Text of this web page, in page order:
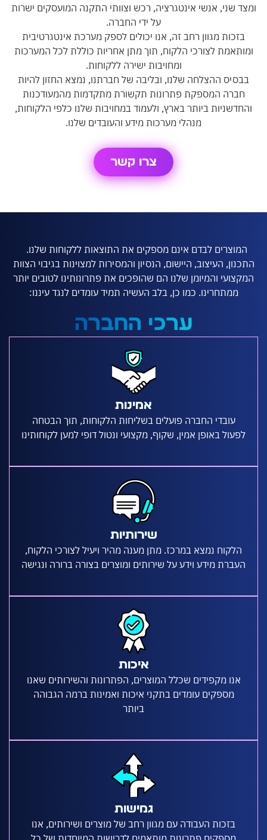
שני, אנשי אינטגרציה, רכש וצוותי התקנה המועסקים ישרות
על ידי החברה.
מגוון רחב זה, אנו יכולים לספק מערכת אינטגרטיבית
לצורכי הלקוח, תוך מתן אחריות כוללת לכל המערכות
ומחויבות ישירה ללקוחות.
ההצלחה שלנו, ובליבה של חברתנו, נמצא החזון להיות
המספקת פתרונות תקשורת מתקדמות מהמעודכנות
ביותר בארץ, ולעמוד במחויבות שלנו כלפי הלקוחות,
מנהלי מערכות מידע והעובדים שלנו.
צרו קשר
לבדם אינם מספקים את התוצאות ללקוחות שלנו.
העיצוב, היישום, הנסיון והמסירות למצוינות בגיבוי הצוות
והמיומן שלנו הם שהופכים את פתרונותינו לטובים יותר
ממתחרינו. כמו כן, בלב העשיה תמיד עומדים לנגד עיננו:
ערכי החברה
אמינות
עובדי החברה פועלים בשליחות הלקוחות, תוך הבטחה
באופן אמין, שקוף, מקצועי ונטול דופי למען לקוחותינו
שירותיות
נמצא במרכז. מתן מענה מהיר ויעיל לצורכי הלקוח,
מידע וידע על שירותים ומוצרים בצורה ברורה ונגישה
איכות
אנו מקפידים שכלל המוצרים, הפתרונות והשירותים שאנו
מספקים עומדים בתקני איכות ואמינות ברמה הגבוהה
גמישות
בזכות העבודה עם מגוון רחב של מוצרים ושירותים, אנו